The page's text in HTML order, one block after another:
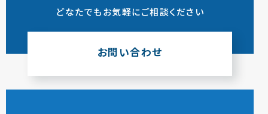
どなたでもお気軽にご相談ください
お問い合わせ